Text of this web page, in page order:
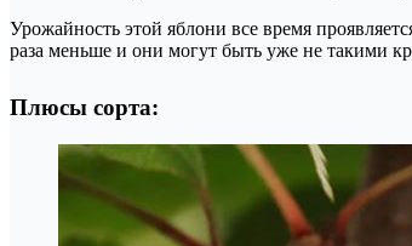
Урожайность этой яблони все время
раза меньше и они могут быть уже не такими
Плюсы сорта: